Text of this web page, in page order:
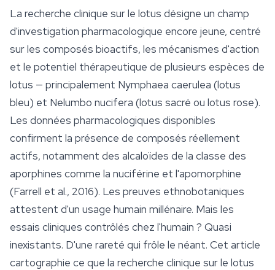
La recherche clinique sur le lotus désigne un champ
d'investigation pharmacologique encore jeune, centré
sur les composés bioactifs, les mécanismes d'action
et le potentiel thérapeutique de plusieurs espèces de
lotus — principalement Nymphaea caerulea (lotus
bleu) et Nelumbo nucifera (lotus sacré ou lotus rose).
Les données pharmacologiques disponibles
confirment la présence de composés réellement
actifs, notamment des alcaloïdes de la classe des
aporphines comme la nuciférine et l'apomorphine
(Farrell et al., 2016). Les preuves ethnobotaniques
attestent d'un usage humain millénaire. Mais les
essais cliniques contrôlés chez l'humain ? Quasi
inexistants. D'une rareté qui frôle le néant. Cet article
cartographie ce que la recherche clinique sur le lotus